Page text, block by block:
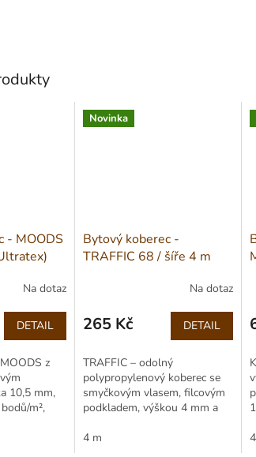
- MOODS
Na dotaz
DETAIL
z
10,5 mm,
m²,
Novinka
Bytový koberec -
TRAFFIC 68 / šíře 4 m
Na dotaz
265 Kč DETAIL
TRAFFIC – odolný
polypropylenový koberec se
smyčkovým vlasem, filcovým
podkladem, výškou 4 mm a
tlumení hluku, role 400 cm.
4 m